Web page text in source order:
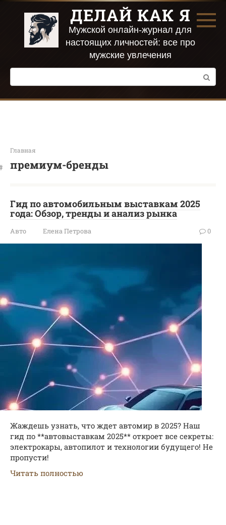
Перейти
контенту
ДЕЛАЙ КАК Я
Мужской онлайн-журнал для
настоящих личностей: все про
мужские увлечения
Поиск:
Главная
премиум-бренды
Гид по автомобильным выставкам 2025
года: Обзор, тренды и анализ рынка
Авто Елена Петрова 0
Жаждешь узнать, что ждет автомир в 2025? Наш
гид по **автовыставкам 2025** откроет все секреты:
электрокары, автопилот и технологии будущего! Не
пропусти!
Читать полностью